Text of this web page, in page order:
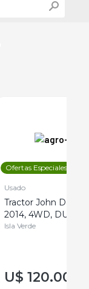
Ofertas Especiales
Usado
Tractor John Deere
2014, 4WD, DUAL
Isla Verde
U$ 120.000